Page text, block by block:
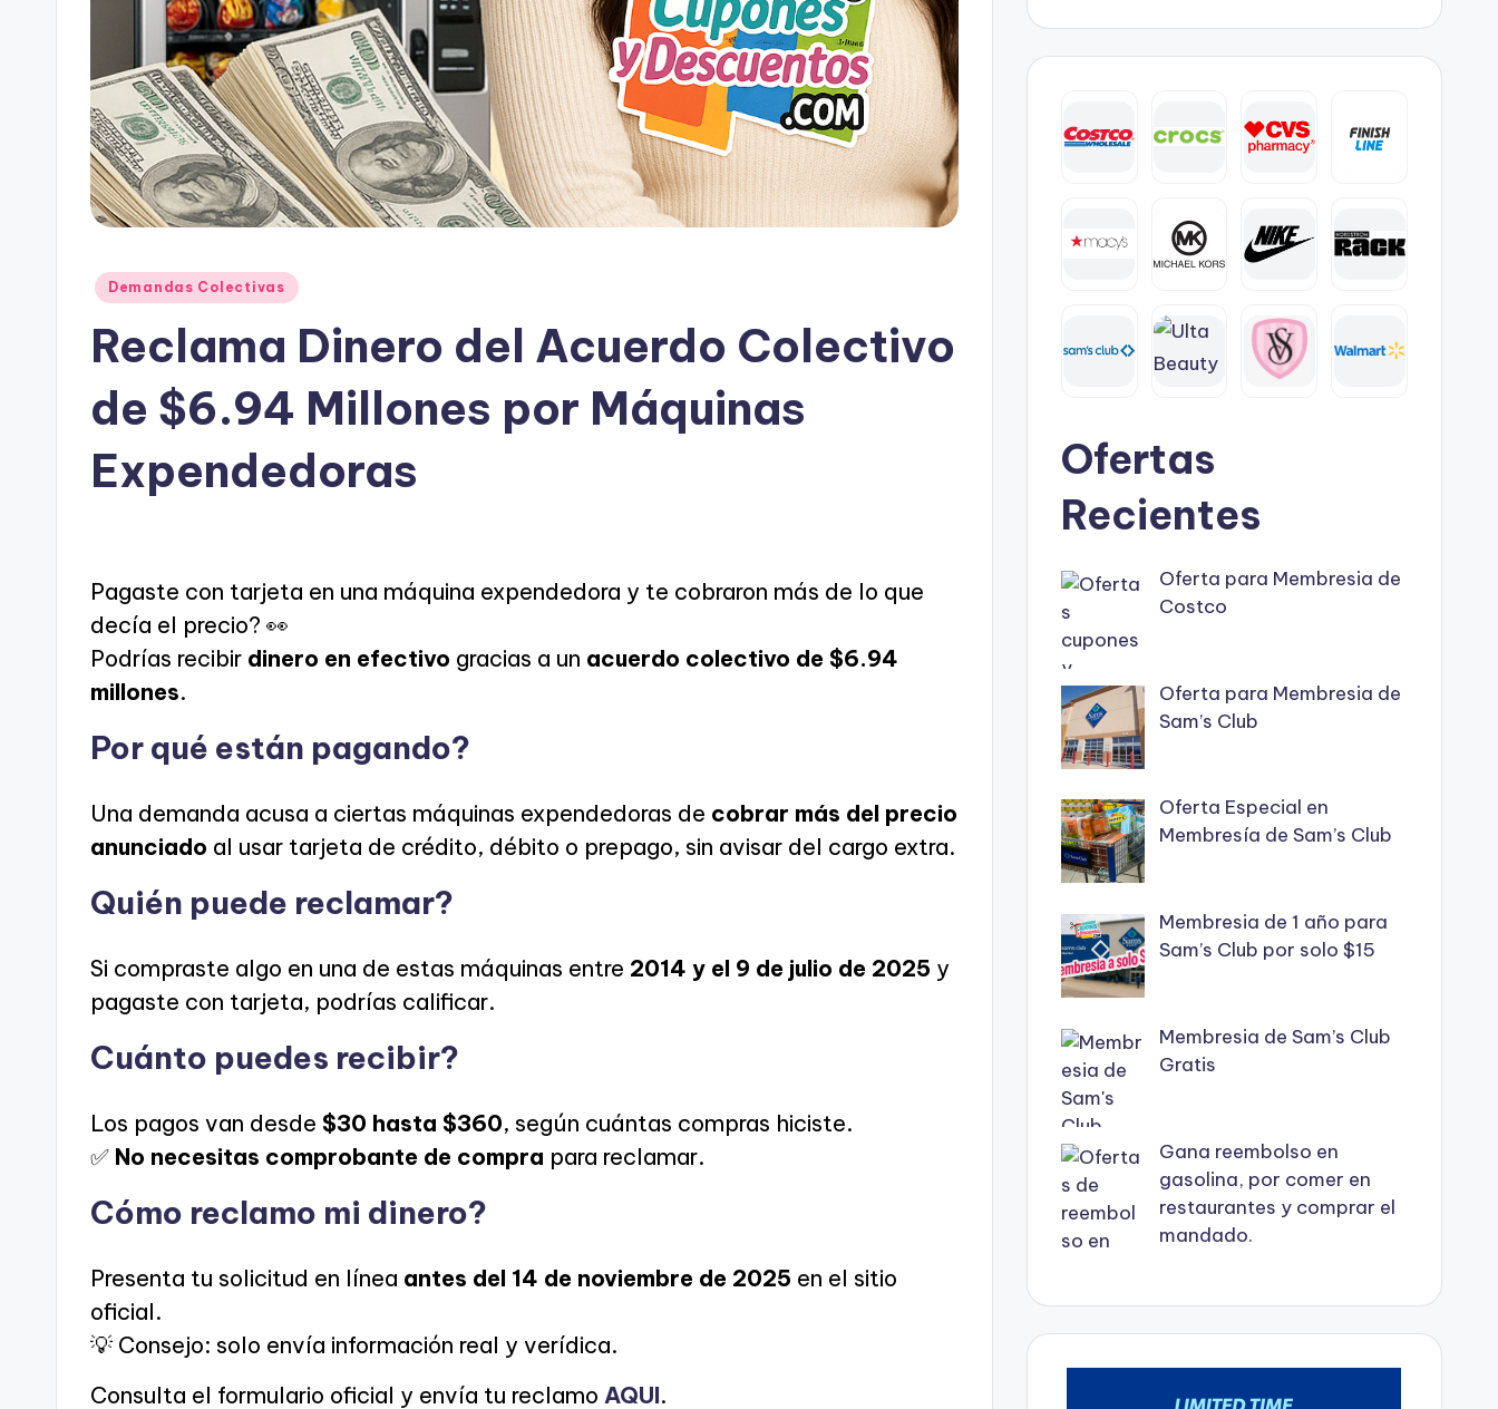
Posted
Demandas Colectivas
Reclama Dinero del Acuerdo Colectivo
de $6.94 Millones por Máquinas
Expendedoras
Pagaste con tarjeta en una máquina expendedora y te cobraron más de lo que
decía el precio? 👀
Podrías recibir dinero en efectivo gracias a un acuerdo colectivo de $6.94
millones.
Por qué están pagando?
Una demanda acusa a ciertas máquinas expendedoras de cobrar más del precio
anunciado al usar tarjeta de crédito, débito o prepago, sin avisar del cargo extra.
Quién puede reclamar?
Si compraste algo en una de estas máquinas entre 2014 y el 9 de julio de 2025 y
pagaste con tarjeta, podrías calificar.
Cuánto puedes recibir?
Los pagos van desde $30 hasta $360, según cuántas compras hiciste.
✅ No necesitas comprobante de compra para reclamar.
Cómo reclamo mi dinero?
Presenta tu solicitud en línea antes del 14 de noviembre de 2025 en el sitio
oficial.
💡 Consejo: solo envía información real y verídica.
Consulta el formulario oficial y envía tu reclamo AQUI.
Ofertas
Recientes
Oferta para Membresia de
Costco
Oferta para Membresia de
Sam’s Club
Oferta Especial en
Membresía de Sam’s Club
Membresia de 1 año para
Sam’s Club por solo $15
Membresia de Sam’s Club
Gratis
Gana reembolso en
gasolina, por comer en
restaurantes y comprar el
mandado.